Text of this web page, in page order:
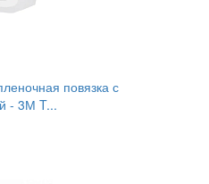
повязка с
- 3М T...